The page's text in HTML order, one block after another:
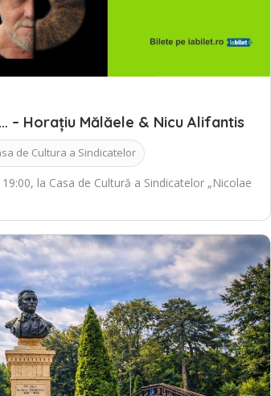
– Horațiu Mălăele & Nicu Alifantis
de Cultura a Sindicatelor
la Casa de Cultură a Sindicatelor „Nicolae